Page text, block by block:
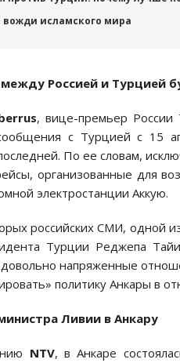
вожди исламского мира
Россией и Турцией
, вице-премьер России
с Турцией с 15
По ее словам,
организованные для
электростанции Аккую.
российских СМИ, одной
Турции Реджепа
напряженные
политику Анкары в
Ливии в Анкару
NTV, в Анкаре